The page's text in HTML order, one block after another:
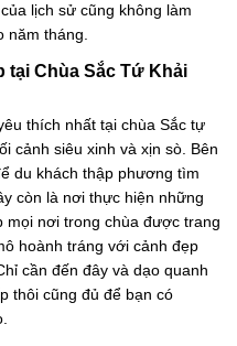
lịch sử cũng không làm
năm tháng.
Chùa Sắc Tứ Khải
thích nhất tại chùa Sắc tự
cảnh siêu xinh và xịn sò. Bên
du khách thập phương tìm
còn là nơi thực hiện những
mọi nơi trong chùa được trang
hoành tráng với cảnh đẹp
cần đến đây và dạo quanh
thôi cũng đủ để bạn có